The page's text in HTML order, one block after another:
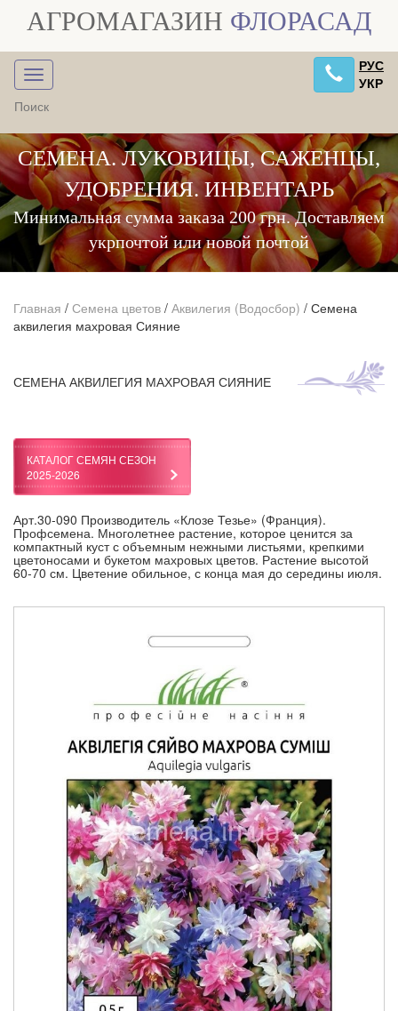
АГРОМАГАЗИН ФЛОРАСАД
РУС
УКР
СЕМЕНА. ЛУКОВИЦЫ, САЖЕНЦЫ,
УДОБРЕНИЯ. ИНВЕНТАРЬ
Минимальная сумма заказа 200 грн. Доставляем
укрпочтой или новой почтой
Главная / Семена цветов / Аквилегия (Водосбор) / Семена
аквилегия махровая Сияние
СЕМЕНА АКВИЛЕГИЯ МАХРОВАЯ СИЯНИЕ
КАТАЛОГ СЕМЯН СЕЗОН
2025-2026
Арт.30-090 Производитель «Клозе Тезье» (Франция).
Профсемена. Многолетнее растение, которое ценится за
компактный куст с объемным нежными листьями, крепкими
цветоносами и букетом махровых цветов. Растение высотой
60-70 см. Цветение обильное, с конца мая до середины июля.